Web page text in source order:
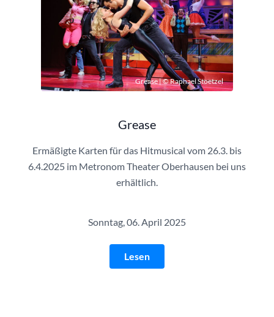
Grease | © Raphael Stoetzel
Grease
Ermäßigte Karten für das Hitmusical vom 26.3. bis
6.4.2025 im Metronom Theater Oberhausen bei uns
erhältlich.
Sonntag, 06. April 2025
Lesen